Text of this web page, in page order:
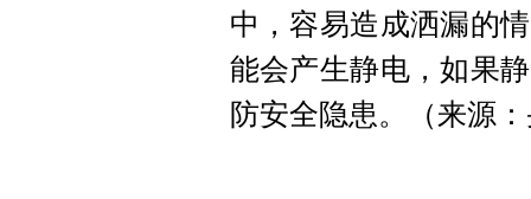
中，容易造成洒漏的
能会产生静电，如果
防安全隐患。（来源